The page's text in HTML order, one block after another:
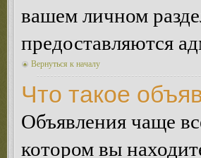
вашем личном
предоставляются
Вернуться к началу
Что такое
Объявления чаще
котором вы